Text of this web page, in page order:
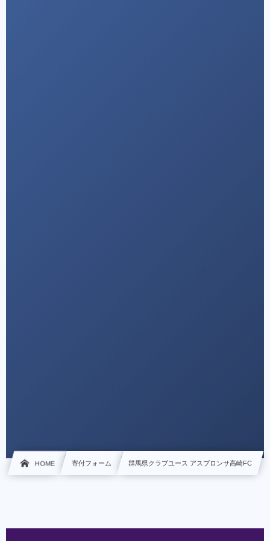
HOME 寄付フォーム 群馬県クラブユース アスブロンサ高崎FC